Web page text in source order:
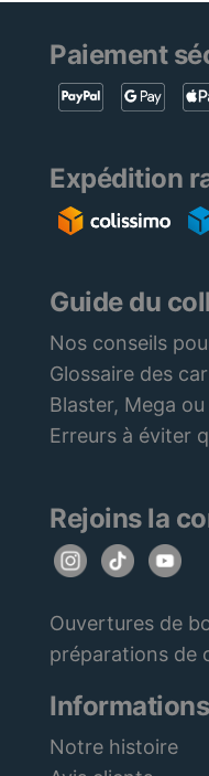
Paiement
Expédition
Guide du
Nos conseils
Glossaire des
Blaster, Mega
Erreurs à éviter
Rejoins la
Ouvertures de
préparations de
Informations
Notre histoire